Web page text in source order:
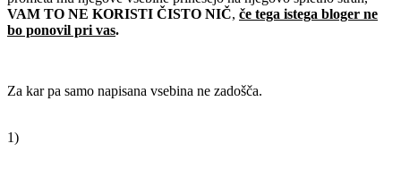
VAM TO NE KORISTI ČISTO NIČ, če tega istega bloger ne
bo ponovil pri vas.
Za kar pa samo napisana vsebina ne zadošča.
1)